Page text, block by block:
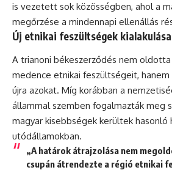
is vezetett sok közösségben, ahol a
megőrzése a mindennapi ellenállás
Új etnikai feszültségek kialakulása
A trianoni békeszerződés nem
medence etnikai feszültségeit,
újra azokat. Míg korábban a
állammal szemben fogalmazták meg
magyar kisebbségek kerültek hasonló
utódállamokban.
„A határok átrajzolása nem
csupán átrendezte a régió etnikai